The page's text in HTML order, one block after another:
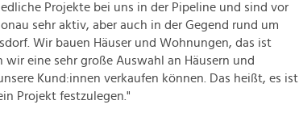
Projekte bei uns in der Pipeline und sind vor
sehr aktiv, aber auch in der Gegend rund um
Wir bauen Häuser und Wohnungen, das ist
wir eine sehr große Auswahl an Häusern und
Kund:innen verkaufen können. Das heißt, es ist
Projekt festzulegen."